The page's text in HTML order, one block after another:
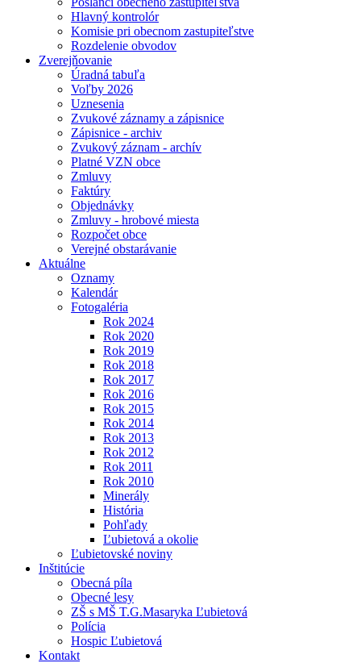
Hlavný kontrolór
Komisie pri obecnom zastupiteľstve
Rozdelenie obvodov
Zverejňovanie
Úradná tabuľa
Voľby 2026
Uznesenia
Zvukové záznamy a zápisnice
Zápisnice - archiv
Zvukový záznam - archív
Platné VZN obce
Zmluvy
Faktúry
Objednávky
Zmluvy - hrobové miesta
Rozpočet obce
Verejné obstarávanie
Aktuálne
Oznamy
Kalendár
Fotogaléria
Rok 2024
Rok 2020
Rok 2019
Rok 2018
Rok 2017
Rok 2016
Rok 2015
Rok 2014
Rok 2013
Rok 2012
Rok 2011
Rok 2010
Minerály
História
Pohľady
Ľubietová a okolie
Ľubietovské noviny
Inštitúcie
Obecná píla
Obecné lesy
ZŠ s MŠ T.G.Masaryka Ľubietová
Polícia
Hospic Ľubietová
Kontakt